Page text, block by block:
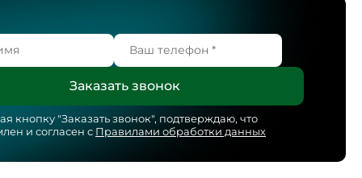
кнопку "Заказать звонок", подтверждаю, что
и согласен с Правилами обработки данных